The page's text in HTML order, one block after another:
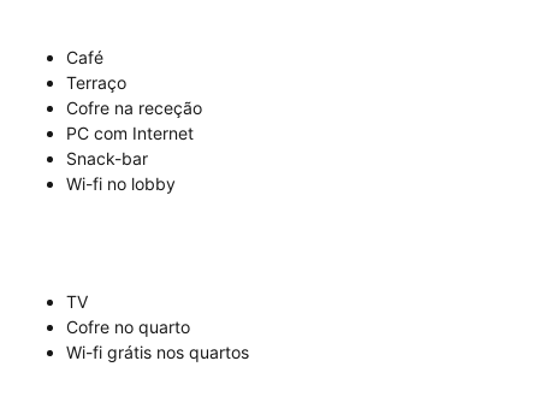
Café
Terraço
Cofre na receção
PC com Internet
Snack-bar
Wi-fi no lobby
TV
Cofre no quarto
Wi-fi grátis nos quartos